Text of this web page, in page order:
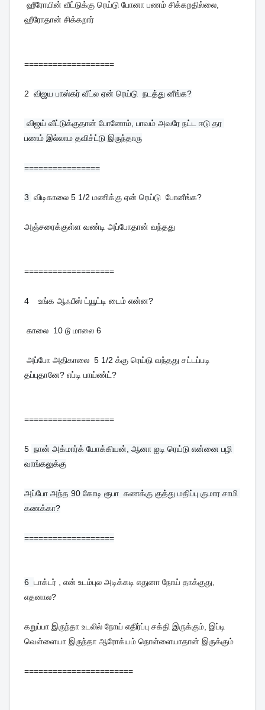
ஹீரோயின் வீட்டுக்கு ரெய்டு போனா பணம் சிக்கறதில்லை,
ஹீரோதான் சிக்கறார்
===================
2 விஜய பாஸ்கர் வீட்ல ஏன் ரெய்டு  நடத்து னீங்க?
பணம் இல்லாம தவிச்ட்டு இருந்தாரு
================
3 விடிகாலை 5 1/2 மணிக்கு ஏன் ரெய்டு  போனீங்க?
அஞ்சரைக்குள்ள வண்டி அப்போதான் வந்தது
===================
4 உங்க ஆஃபீஸ் ட்யூட்டி டைம் என்ன?
காலை  10 டூ மாலை 6
தப்புதானே? எப்டி பாய்ண்ட்?
===================
5 நான் அக்மார்க் யோக்கியன், ஆனா ஐடி ரெய்டு என்னை பழி
வாங்கலுக்கு
அப்போ அந்த 90 கோடி ரூபா  கணக்கு குத்து மதிப்பு குமார சாமி
கணக்கா?
===================
6 டாக்டர் , என் உடம்புல அடிக்கடி எதுனா நோய் தாக்குது,
எதனால?
கறுப்பா இருந்தா உடலில் நோய் எதிர்ப்பு சக்தி இருக்கும், இப்டி
வெள்ளையா இருந்தா ஆரோக்யம் நொள்ளையாதான் இருக்கும்
=======================